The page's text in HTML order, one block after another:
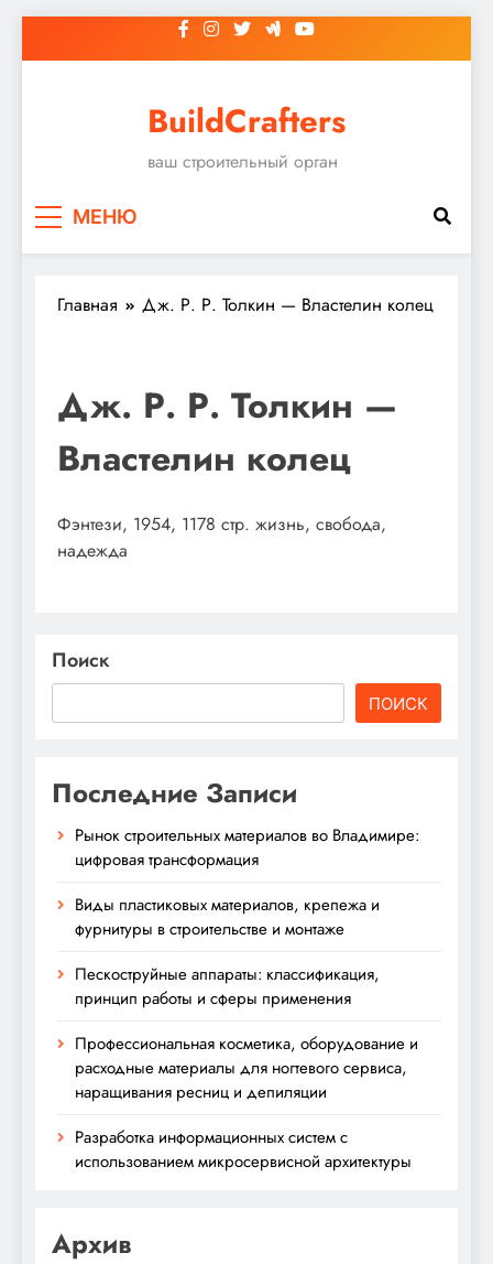
к
BuildCrafters
ваш строительный орган
МЕНЮ
Главная Дж. Р. Р. Толкин — Властелин колец
Дж. Р. Р. Толкин —
Властелин колец
Фэнтези, 1954, 1178 стр. жизнь, свобода,
надежда
Поиск
ПОИСК
Последние Записи
Рынок строительных материалов во Владимире:
цифровая трансформация
Виды пластиковых материалов, крепежа и
фурнитуры в строительстве и монтаже
Пескоструйные аппараты: классификация,
принцип работы и сферы применения
Профессиональная косметика, оборудование и
расходные материалы для ногтевого сервиса,
наращивания ресниц и депиляции
Разработка информационных систем с
использованием микросервисной архитектуры
Архив